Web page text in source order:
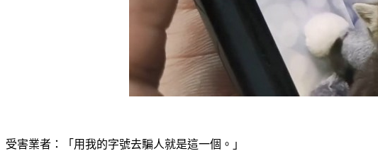
受害業者：「用我的字號去騙人就是這一個。」